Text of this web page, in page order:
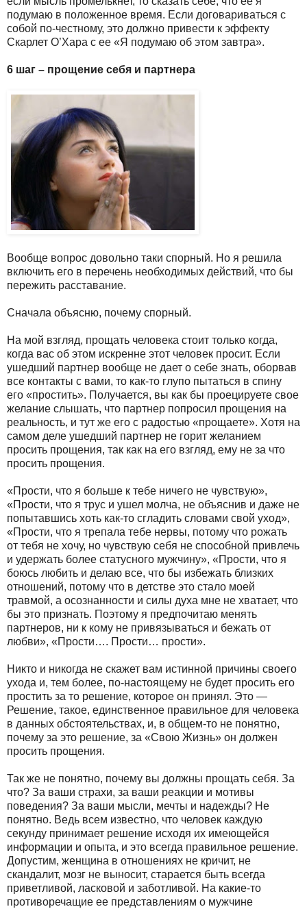
подумаю в положенное время. Если договариваться с
собой по-честному, это должно привести к эффекту
Скарлет O’Хара с ее «Я подумаю об этом завтра».
6 шаг – прощение себя и партнера
Вообще вопрос довольно таки спорный. Но я решила
включить его в перечень необходимых действий, что бы
пережить расставание.
Сначала объясню, почему спорный.
На мой взгляд, прощать человека стоит только когда,
когда вас об этом искренне этот человек просит. Если
ушедший партнер вообще не дает о себе знать, оборвав
все контакты с вами, то как-то глупо пытаться в спину
его «простить». Получается, вы как бы проецируете свое
желание слышать, что партнер попросил прощения на
реальность, и тут же его с радостью «прощаете». Хотя на
самом деле ушедший партнер не горит желанием
просить прощения, так как на его взгляд, ему не за что
просить прощения.
«Прости, что я больше к тебе ничего не чувствую»,
«Прости, что я трус и ушел молча, не объяснив и даже не
попытавшись хоть как-то сгладить словами свой уход»,
«Прости, что я трепала тебе нервы, потому что рожать
от тебя не хочу, но чувствую себя не способной привлечь
и удержать более статусного мужчину», «Прости, что я
боюсь любить и делаю все, что бы избежать близких
отношений, потому что в детстве это стало моей
травмой, а осознанности и силы духа мне не хватает, что
бы это признать. Поэтому я предпочитаю менять
партнеров, ни к кому не привязываться и бежать от
любви», «Прости…. Прости… прости».
Никто и никогда не скажет вам истинной причины своего
ухода и, тем более, по-настоящему не будет просить его
простить за то решение, которое он принял. Это —
Решение, такое, единственное правильное для человека
в данных обстоятельствах, и, в общем-то не понятно,
почему за это решение, за «Свою Жизнь» он должен
просить прощения.
Так же не понятно, почему вы должны прощать себя. За
что? За ваши страхи, за ваши реакции и мотивы
поведения? За ваши мысли, мечты и надежды? Не
понятно. Ведь всем известно, что человек каждую
секунду принимает решение исходя их имеющейся
информации и опыта, и это всегда правильное решение.
Допустим, женщина в отношениях не кричит, не
скандалит, мозг не выносит, старается быть всегда
приветливой, ласковой и заботливой. На какие-то
противоречащие ее представлениям о мужчине